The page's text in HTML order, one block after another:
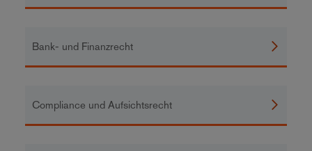
Bank- und Finanzrecht
Compliance und Aufsichtsrecht